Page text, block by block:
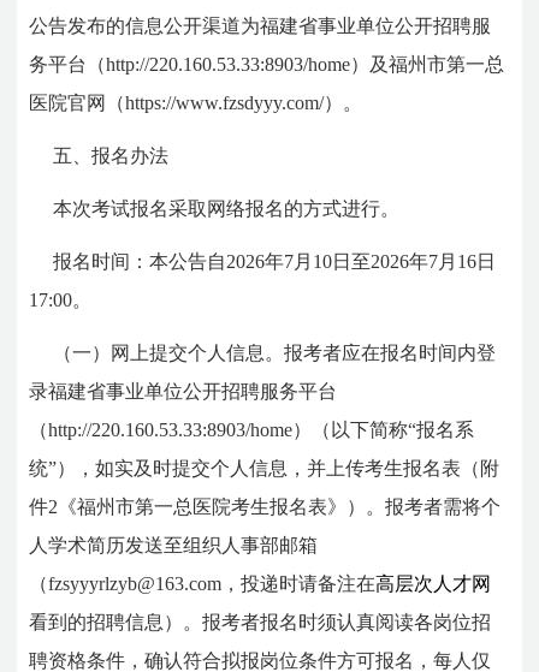
公告发布的信息公开渠道为福建省事业单位公开招聘服
务平台（http://220.160.53.33:8903/home）及福州市第一总
医院官网（https://www.fzsdyyy.com/）。
五、报名办法
本次考试报名采取网络报名的方式进行。
报名时间：本公告自2026年7月10日至2026年7月16日
17:00。
（一）网上提交个人信息。报考者应在报名时间内登
录福建省事业单位公开招聘服务平台
（http://220.160.53.33:8903/home）（以下简称“报名系
统”），如实及时提交个人信息，并上传考生报名表（附
件2 《福州市第一总医院考生报名表》） 。报考者需将个
人学术简历发送至组织人事部邮箱
（fzsyyyrlzyb@163.com，投递时请备注在高层次人才网
看到的招聘信息）。报考者报名时须认真阅读各岗位招
聘资格条件，确认符合拟报岗位条件方可报名，每人仅